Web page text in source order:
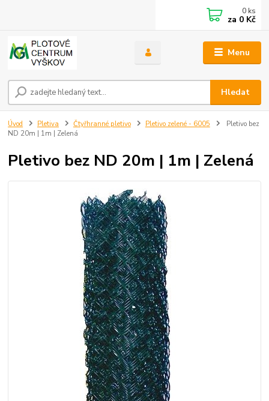
Menu
Hledat
0 ks
za 0 Kč
Úvod Pletiva Čtyřhranné pletivo Pletivo zelené - 6005
Pletivo bez
ND 20m | 1m | Zelená
Pletivo bez ND 20m | 1m | Zelená